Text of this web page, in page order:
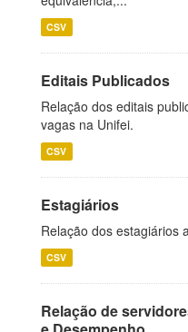
CSV
Editais Publicados
Relação dos editais
vagas na Unifei.
CSV
Estagiários
Relação dos estagiários
CSV
Relação de